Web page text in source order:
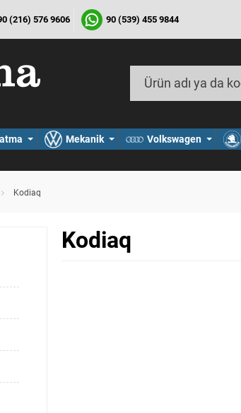
(216) 576 9606 90 (539) 455 9844
Mekanik Volkswagen
Kodiaq
Kodiaq